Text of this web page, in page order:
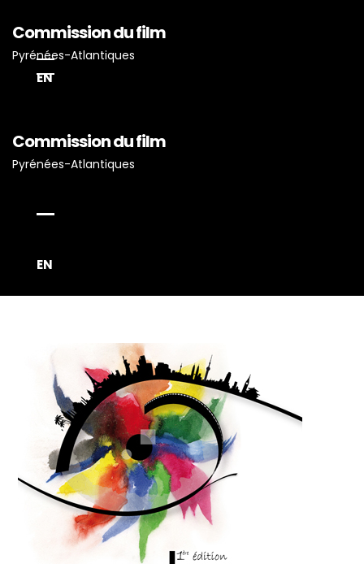
Commission du film
Pyrénées-Atlantiques
EN
Commission du film
Pyrénées-Atlantiques
EN
Projets Tournés En P-A
Vous Avez Un Projet De
Tournage ?